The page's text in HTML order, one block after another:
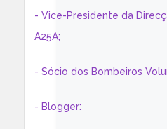
- Vice-Presidente da
A25A;
- Sócio dos Bombeiros
- Blogger: